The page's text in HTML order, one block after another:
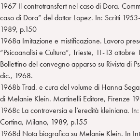
1967 Il controtransfert nel caso di Dora.
caso di Dora” del dottor Lopez. In: Scritti
1989, p.150
1968a Imitazione e mistificazione. Lavoro
“Psicoanalisi e Cultura”, Trieste, 11-13
Bollettino del convegno apparso su Rivista di
dic., 1968.
1968b Trad. e cura del volume di Hanna
di Melanie Klein. Martinelli Editore, Firenze
1968c La controversia e l’eredità kleiniana.
Cortina, Milano, 1989, p.155
1968d Nota biografica su Melanie Klein. In